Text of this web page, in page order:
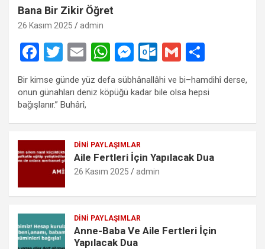
Bana Bir Zikir Öğret
26 Kasım 2025 admin
F
ce
b
o
o
k
T
wi
tt
er
E
m
ail
W
h
at
A
p
p
M
es
se
g
er
O
ut
lo
k.
o
G
m
ail
h
ar
Bir kimse günde yüz defa sübhânallâhi ve bi–hamdihî derse,
onun günahları deniz köpüğü kadar bile olsa hepsi
bağışlanır.” Buhârî,
DINI PAYLAŞIMLAR
Aile Fertleri İçin Yapılacak Dua
26 Kasım 2025 admin
DINI PAYLAŞIMLAR
Anne-Baba Ve Aile Fertleri İçin
Yapılacak Dua